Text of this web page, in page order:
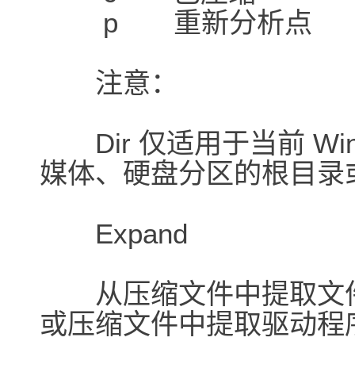
p 重新分析点
注意：
Dir 仅适用于当前
媒体、硬盘分区的根目
Expand
从压缩文件中提取文
或压缩文件中提取驱动程